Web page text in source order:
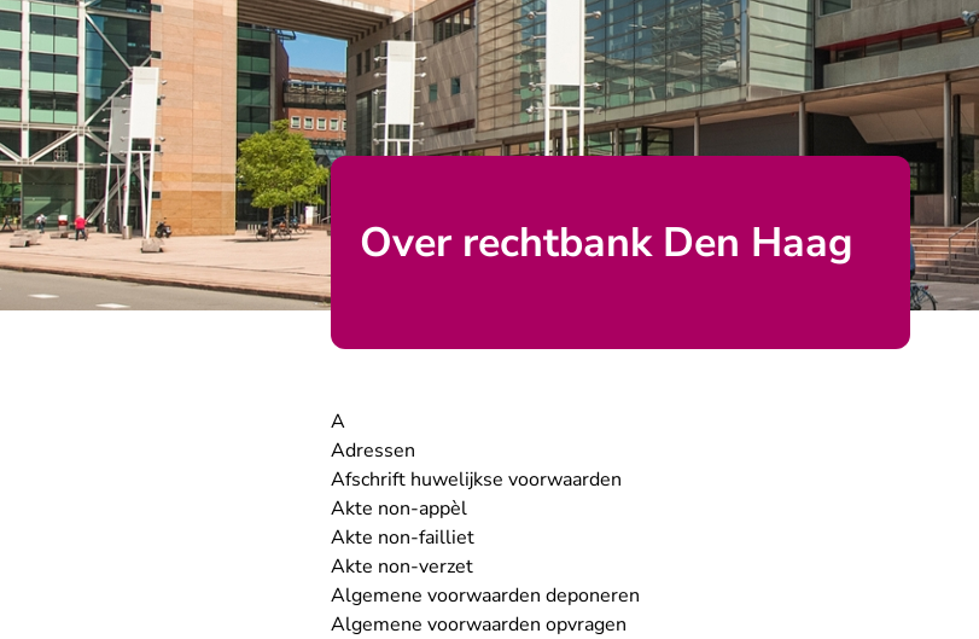
Over rechtbank Den Haag
A
Adressen
Afschrift huwelijkse voorwaarden
Akte non-appèl
Akte non-failliet
Akte non-verzet
Algemene voorwaarden deponeren
Algemene voorwaarden opvragen